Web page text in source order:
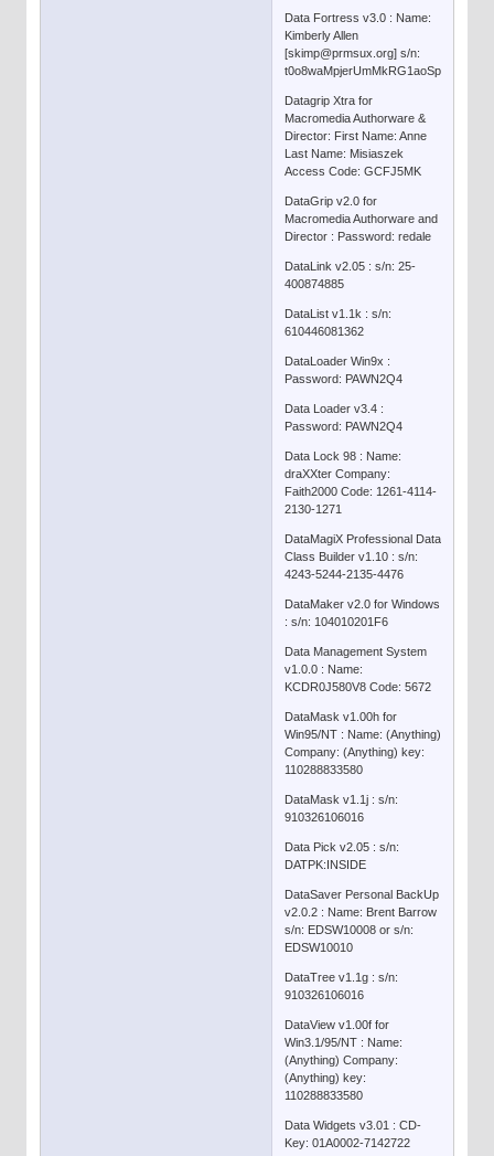
Data Fortress v3.0 : Name:
Kimberly Allen
[skimp@prmsux.org] s/n:
Datagrip Xtra for
Macromedia Authorware &
Director: First Name: Anne
Last Name: Misiaszek
Access Code: GCFJ5MK
DataGrip v2.0 for
Macromedia Authorware and
Director : Password: redale
DataLink v2.05 : s/n: 25-
400874885
DataList v1.1k : s/n:
610446081362
DataLoader Win9x :
Password: PAWN2Q4
Data Loader v3.4 :
Password: PAWN2Q4
Data Lock 98 : Name:
draXXter Company:
Faith2000 Code: 1261-4114-
2130-1271
DataMagiX Professional Data
Class Builder v1.10 : s/n:
4243-5244-2135-4476
DataMaker v2.0 for Windows
: s/n: 104010201F6
Data Management System
v1.0.0 : Name:
KCDR0J580V8 Code: 5672
DataMask v1.00h for
Win95/NT : Name: (Anything)
Company: (Anything) key:
110288833580
DataMask v1.1j : s/n:
910326106016
Data Pick v2.05 : s/n:
DATPK:INSIDE
DataSaver Personal BackUp
v2.0.2 : Name: Brent Barrow
s/n: EDSW10008 or s/n:
EDSW10010
DataTree v1.1g : s/n:
910326106016
DataView v1.00f for
Win3.1/95/NT : Name:
(Anything) Company:
(Anything) key:
110288833580
Data Widgets v3.01 : CD-
Key: 01A0002-7142722